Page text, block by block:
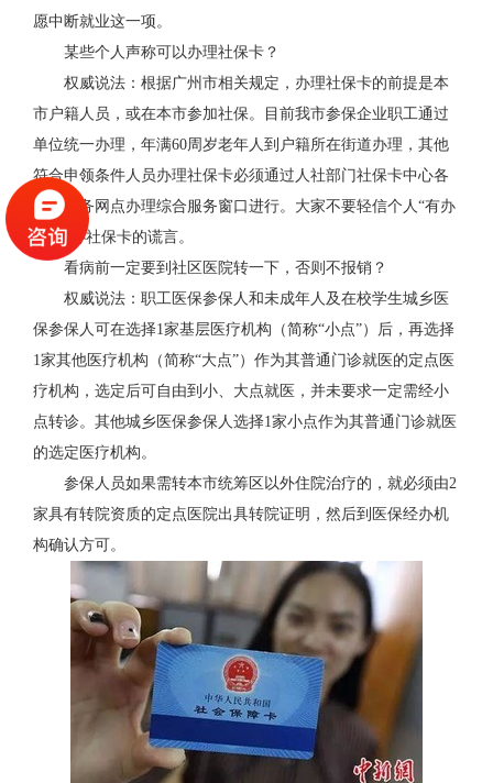
愿中断就业这一项。
某些个人声称可以办理社保卡？
权威说法：根据广州市相关规定，办理社保卡的前提是本
市户籍人员，或在本市参加社保。目前我市参保企业职工通过
单位统一办理，年满60周岁老年人到户籍所在街道办理，其他
符合申领条件人员办理社保卡必须通过人社部门社保卡中心各
驻区服务网点办理综合服务窗口进行。大家不要轻信个人“有办
法”能办社保卡的谎言。
看病前一定要到社区医院转一下，否则不报销？
权威说法：职工医保参保人和未成年人及在校学生城乡医
保参保人可在选择1家基层医疗机构（简称“小点”）后，再选择
1家其他医疗机构（简称“大点”）作为其普通门诊就医的定点医
疗机构，选定后可自由到小、大点就医，并未要求一定需经小
点转诊。其他城乡医保参保人选择1家小点作为其普通门诊就医
的选定医疗机构。
参保人员如果需转本市统筹区以外住院治疗的，就必须由2
家具有转院资质的定点医院出具转院证明，然后到医保经办机
构确认方可。